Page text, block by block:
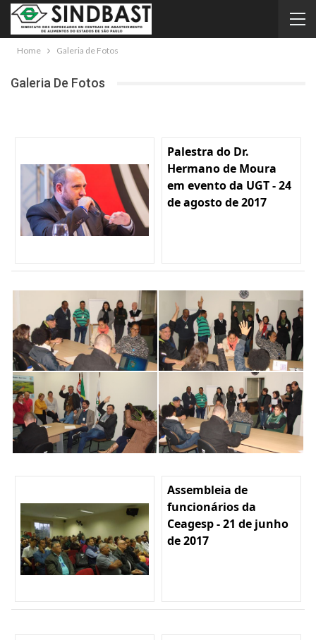
Home Galeria de Fotos
Galeria De Fotos
Palestra do Dr.
Hermano de Moura
em evento da UGT - 24
de agosto de 2017
Assembleia de
funcionários da
Ceagesp - 21 de junho
de 2017